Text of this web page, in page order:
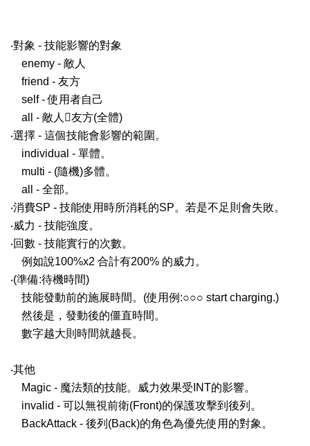
‧對象 - 技能影響的對象
enemy - 敵人
friend - 友方
self - 使用者自己
all - 敵人友方(全體)
‧選擇 - 這個技能會影響的範圍。
individual - 單體。
multi - (隨機)多體。
all - 全部。
‧消費SP - 技能使用時所消耗的SP。若是不足則會失敗。
‧威力 - 技能強度。
‧回數 - 技能實行的次數。
例如說100%x2 合計有200% 的威力。
‧(準備:待機時間)
技能發動前的施展時間。(使用例:○○○ start charging.)
然後是，發動後的僵直時間。
數字越大則時間就越長。
‧其他
Magic - 魔法類的技能。威力效果受INT的影響。
invalid - 可以無視前衛(Front)的保護攻擊到後列。
BackAttack - 後列(Back)的角色為優先使用的對象。